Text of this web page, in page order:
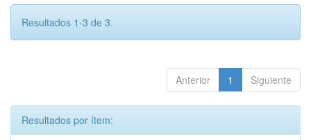
Resultados 1-3 de 3.
Anterior 1 Siguiente
Resultados por ítem: